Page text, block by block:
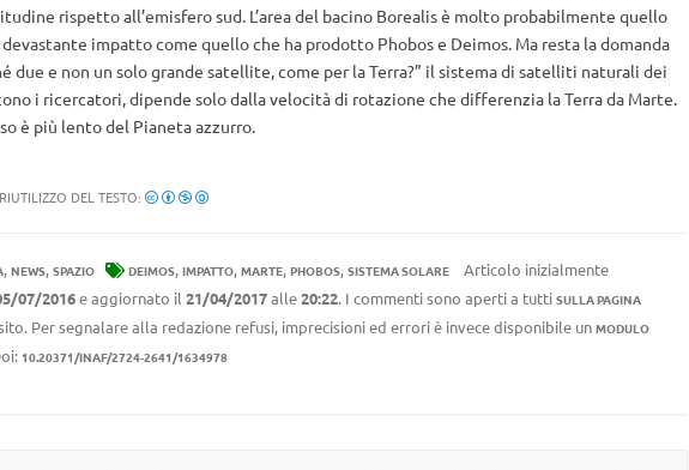
rispetto all’emisfero sud. L’area del bacino Borealis è molto probabilmente quello
impatto come quello che ha prodotto Phobos e Deimos. Ma resta la domanda
due e non un solo grande satellite, come per la Terra?” il sistema di satelliti naturali dei
i ricercatori, dipende solo dalla velocità di rotazione che differenzia la Terra da Marte.
è più lento del Pianeta azzurro.
DEL TESTO:
, NEWS, SPAZIO DEIMOS, IMPATTO, MARTE, PHOBOS, SISTEMA SOLARE
Articolo inizialmente
07/2016e aggiornato il 21/04/2017alle20:22. I commenti sono aperti a tutti SULLA PAGINA
Per segnalare alla redazione refusi, imprecisioni ed errori è invece disponibile un MODULO
10.20371/INAF/2724-2641/1634978